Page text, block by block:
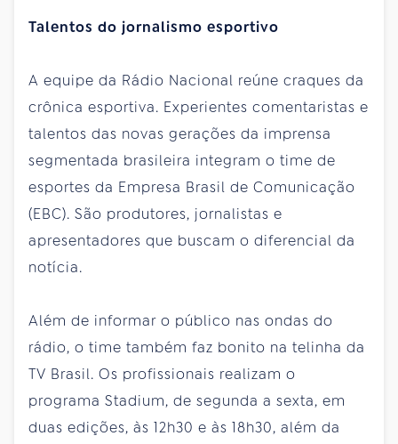
Talentos do jornalismo esportivo
A equipe da Rádio Nacional reúne craques da
crônica esportiva. Experientes comentaristas e
talentos das novas gerações da imprensa
segmentada brasileira integram o time de
esportes da Empresa Brasil de Comunicação
(EBC). São produtores, jornalistas e
apresentadores que buscam o diferencial da
notícia.
Além de informar o público nas ondas do
rádio, o time também faz bonito na telinha da
TV Brasil. Os profissionais realizam o
programa Stadium, de segunda a sexta, em
duas edições, às 12h30 e às 18h30, além da